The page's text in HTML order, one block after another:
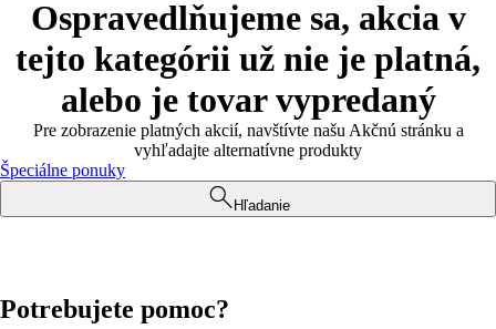
Ospravedlňujeme sa, akcia v
tejto kategórii už nie je platná,
alebo je tovar vypredaný
Pre zobrazenie platných akcií, navštívte našu Akčnú stránku a
vyhľadajte alternatívne produkty
Špeciálne ponuky
Hľadanie
Potrebujete pomoc?